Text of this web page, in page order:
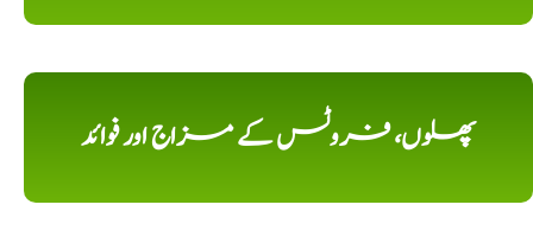
پھلوں، فروٹس کے مزاج اور فوائد